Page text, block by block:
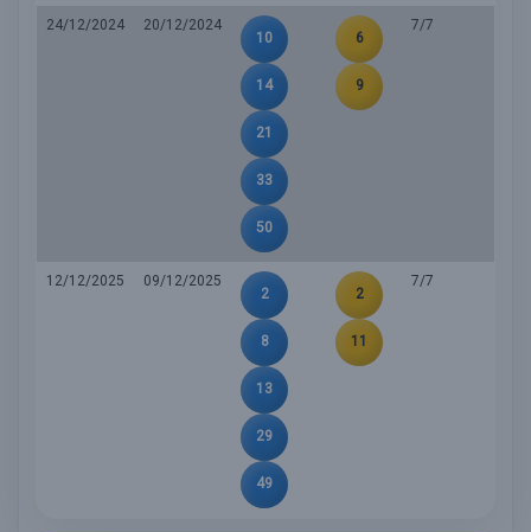
24/12/2024
20/12/2024
10
14
21
33
50
6
9
7/7
12/12/2025
09/12/2025
2
8
13
29
49
2
11
7/7